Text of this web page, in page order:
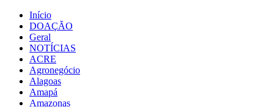
Início
DOAÇÃO
Geral
NOTÍCIAS
ACRE
Agronegócio
Alagoas
Amapá
Amazonas